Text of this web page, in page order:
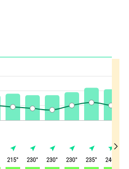
215° 230° 230° 230° 235° 240